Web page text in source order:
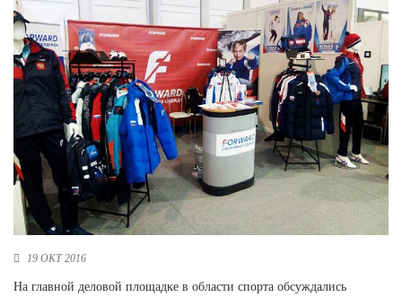
Новосибирская область (3)
Омская область (5)
Республика Башкортостан (3)
Республика Крым (1)
Республика Татарстан (2)
Ростовская область (2)
Самарская область (1)
Санкт-Петербург и ЛО (3)
Саратовская область (1)
Свердловская область (5)
Смоленская область (1)
Ставропольский край (5)
19 ОКТ 2016
На главной деловой площадке в области спорта обсуждались